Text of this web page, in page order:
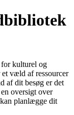
kulturel og
væld af ressourcer
af dit besøg er det
oversigt over
planlægge dit